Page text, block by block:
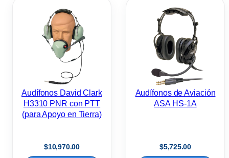
Audífonos David Clark
H3310 PNR con PTT
(para Apoyo en Tierra)
$10,970.00
Audífonos de Aviación
ASA HS-1A
$5,725.00